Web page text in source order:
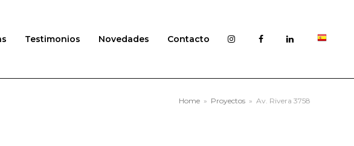
Testimonios Novedades Contacto
Home » Proyectos » Av. Rivera 3758